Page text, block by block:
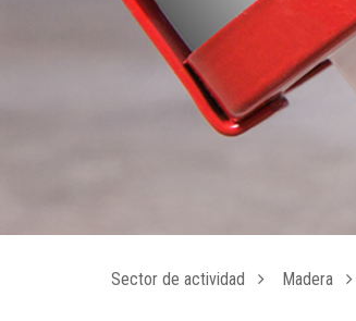
Sector de actividad Madera